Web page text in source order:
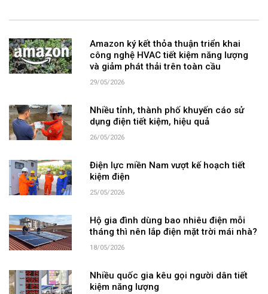
Amazon ký kết thỏa thuận triển khai
công nghệ HVAC tiết kiệm năng lượng
và giảm phát thải trên toàn cầu
29/05/2026
Nhiều tỉnh, thành phố khuyến cáo sử
dụng điện tiết kiệm, hiệu quả
26/05/2026
Điện lực miền Nam vượt kế hoạch tiết
kiệm điện
25/05/2026
Hộ gia đình dùng bao nhiêu điện mỗi
tháng thì nên lắp điện mặt trời mái nhà?
18/05/2026
Nhiều quốc gia kêu gọi người dân tiết
kiệm năng lượng